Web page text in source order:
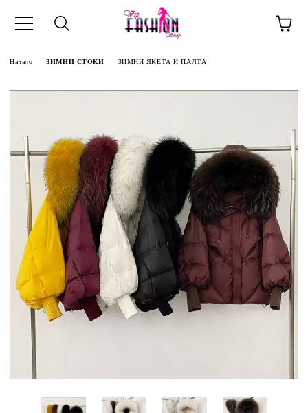
Начало ЗИМНИ СТОКИ ЗИМНИ ЯКЕТА И ПАЛТА